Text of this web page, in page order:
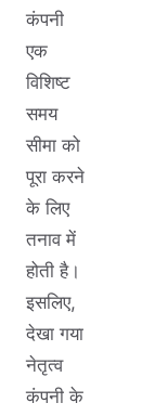
कंपनी
एक
विशिष्ट
समय
सीमा को
पूरा करने
के लिए
तनाव में
होती है।
इसलिए,
देखा गया
नेतृत्व
कंपनी के